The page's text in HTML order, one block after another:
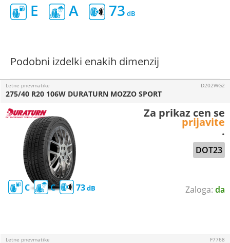
E A 73
Podobni izdelki enakih dimenzij
da
Letne pnevmatike
C C 73
DOT23
275/40 R20 106W DURATURN MOZZO SPORT
D202WG2
Za prikaz cen se
prijavite
.
Letne pnevmatike F7768